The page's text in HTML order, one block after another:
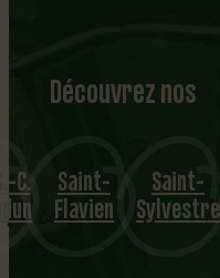
Découvrez nos
1
8
mu
Saint-
Flavien
Saint-
Sylvestre